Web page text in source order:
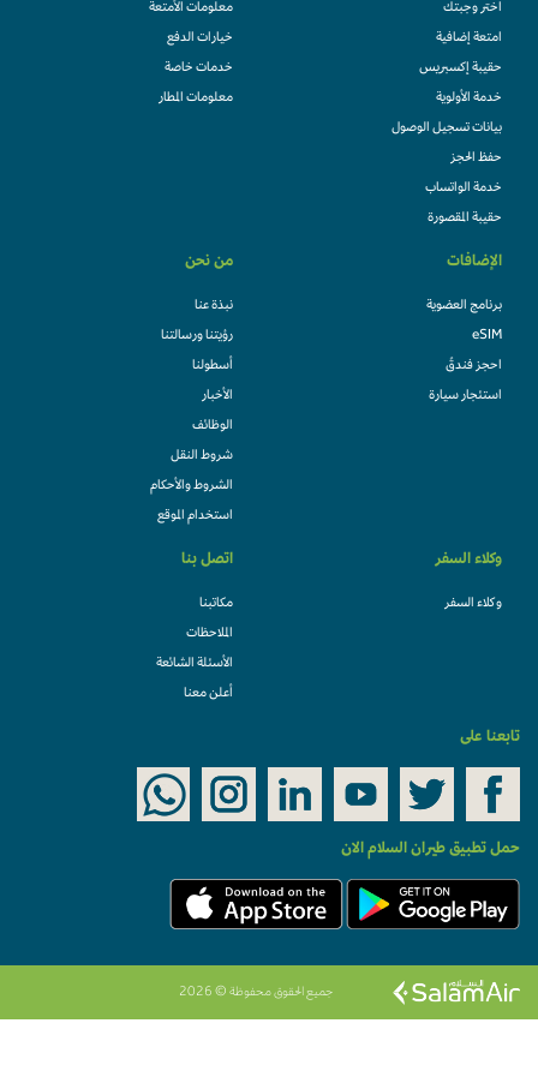
اختر وجبتك
امتعة إضافية
حقيبة إكسبريس
خدمة الأولوية
بيانات تسجيل الوصول
حفظ الحجز
خدمة الواتساب
حقيبة المقصورة
معلومات الأمتعة
خيارات الدفع
خدمات خاصة
معلومات المطار
الإضافات
برنامج العضوية
eSIM
احجز فندقً
استئجار سيارة
من نحن
نبذة عنا
رؤيتنا ورسالتنا
أسطولنا
الأخبار
الوظائف
شروط النقل
الشروط والأحكام
استخدام الموقع
وكلاء السفر
وكلاء السفر
اتصل بنا
مكاتبنا
الملاحظات
الأسئلة الشائعة
أعلن معنا
تابعنا على
حمل تطبيق طيران السلام الان
جميع الحقوق محفوظة © 2026